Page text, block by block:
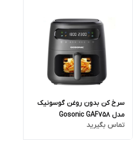
سرخ کن بدون روغن گوسونیک
مدل Gosonic GAF758
تماس بگیرید